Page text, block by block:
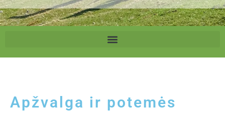
Apžvalga ir potemės